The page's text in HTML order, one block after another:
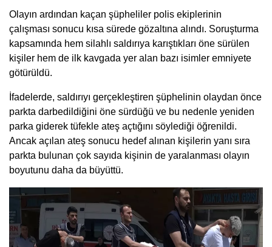
Olayın ardından kaçan şüpheliler polis ekiplerinin
çalışması sonucu kısa sürede gözaltına alındı. Soruşturma
kapsamında hem silahlı saldırıya karıştıkları öne sürülen
kişiler hem de ilk kavgada yer alan bazı isimler emniyete
götürüldü.
İfadelerde, saldırıyı gerçekleştiren şüphelinin olaydan önce
parkta darbedildiğini öne sürdüğü ve bu nedenle yeniden
parka giderek tüfekle ateş açtığını söylediği öğrenildi.
Ancak açılan ateş sonucu hedef alınan kişilerin yanı sıra
parkta bulunan çok sayıda kişinin de yaralanması olayın
boyutunu daha da büyüttü.